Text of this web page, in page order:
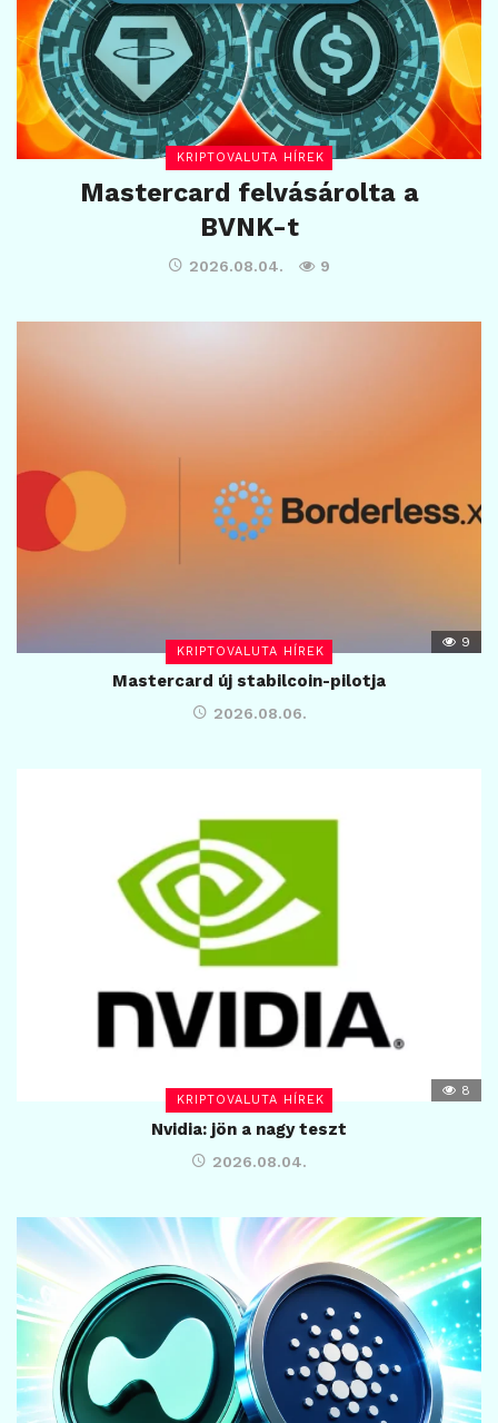
KRIPTOVALUTA HÍREK
Mastercard felvásárolta a
BVNK-t
2026.08.04. 9
KRIPTOVALUTA HÍREK
9
Mastercard új stabilcoin-pilotja
2026.08.06.
KRIPTOVALUTA HÍREK
8
Nvidia: jön a nagy teszt
2026.08.04.